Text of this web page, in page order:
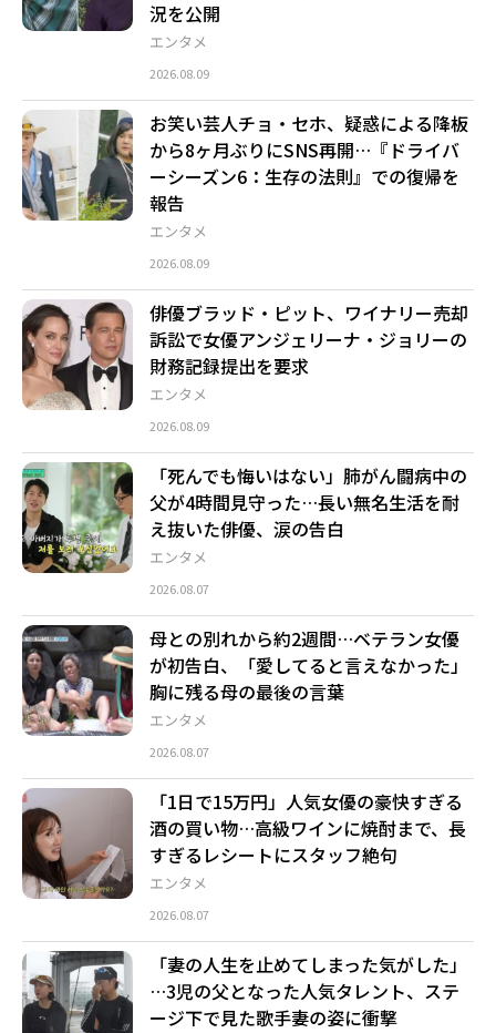
エンタメ
況を公開
2026.08.09
エンタメ
お笑い芸人チョ・セホ、疑惑による降板
から8ヶ月ぶりにSNS再開…『ドライバ
ーシーズン6：生存の法則』での復帰を
報告
2026.08.09
エンタメ
俳優ブラッド・ピット、ワイナリー売却
訴訟で女優アンジェリーナ・ジョリーの
財務記録提出を要求
2026.08.09
エンタメ
「死んでも悔いはない」肺がん闘病中の
父が4時間見守った…長い無名生活を耐
え抜いた俳優、涙の告白
2026.08.07
エンタメ
母との別れから約2週間…ベテラン女優
が初告白、「愛してると言えなかった」
胸に残る母の最後の言葉
2026.08.07
エンタメ
「1日で15万円」人気女優の豪快すぎる
酒の買い物…高級ワインに焼酎まで、長
すぎるレシートにスタッフ絶句
2026.08.07
「妻の人生を止めてしまった気がした」
…3児の父となった人気タレント、ステ
ージ下で見た歌手妻の姿に衝撃